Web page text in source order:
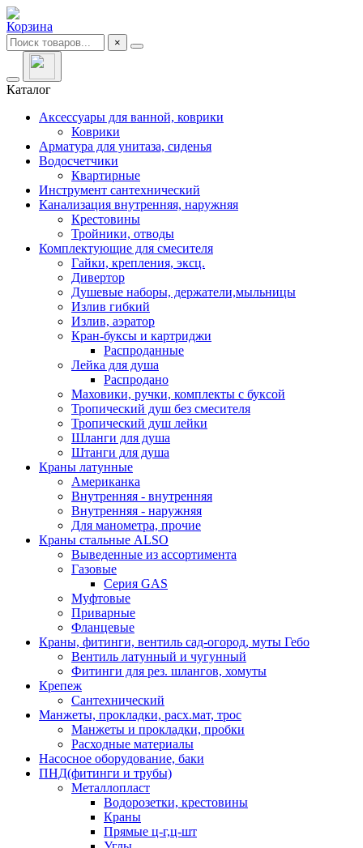
Корзина
×
Каталог
Аксессуары для ванной, коврики
Коврики
Арматура для унитаза, сиденья
Водосчетчики
Квартирные
Инструмент сантехнический
Канализация внутренняя, наружняя
Крестовины
Тройники, отводы
Комплектующие для смесителя
Гайки, крепления, эксц.
Дивертор
Душевые наборы, держатели,мыльницы
Излив гибкий
Излив, аэратор
Кран-буксы и картриджи
Распроданные
Лейка для душа
Распродано
Маховики, ручки, комплекты с буксой
Тропический душ без смесителя
Тропический душ лейки
Шланги для душа
Штанги для душа
Краны латунные
Американка
Внутренняя - внутренняя
Внутренняя - наружняя
Для манометра, прочие
Краны стальные ALSO
Выведенные из ассортимента
Газовые
Серия GAS
Муфтовые
Приварные
Фланцевые
Краны, фитинги, вентиль сад-огород, муты Гебо
Вентиль латунный и чугунный
Фитинги для рез. шлангов, хомуты
Крепеж
Сантехнический
Манжеты, прокладки, расх.мат, трос
Манжеты и прокладки, пробки
Расходные материалы
Насосное оборудование, баки
ПНД(фитинги и трубы)
Металлопласт
Водорозетки, крестовины
Краны
Прямые ц-г,ц-шт